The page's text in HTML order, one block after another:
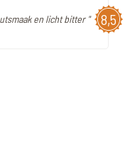
8,5
en licht bitter "